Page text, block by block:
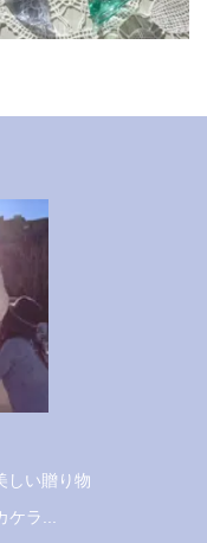
しい贈り物
ラ...